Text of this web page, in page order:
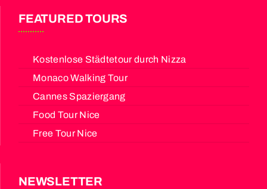
FEATURED TOURS
Kostenlose Städtetour durch Nizza
Monaco Walking Tour
Cannes Spaziergang
Food Tour Nice
Free Tour Nice
NEWSLETTER